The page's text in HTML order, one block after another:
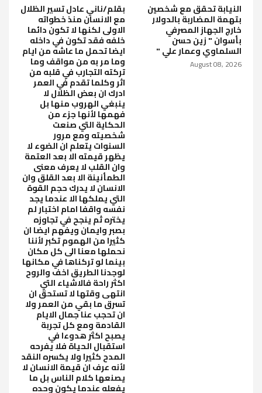
النيابة تحقق مع شخصين
بتهمة المضاربة بالدولار
خارج الجهاز المصرفي
بأسوان " زين حسن
السلماوي وعمار علي "
August 08, 2026
بقلم/ناني عادل تسير الظلال
مع الانسان منذ خطواته
الاولى لكنها لا تكون دائما
خلفه فقد تكون في داخله
ايضا تحمل ما عاشه من ايام
وما مر به من مواقف وما
تركته التجارب في قلبه من
اثر وكلما تقدم في العمر
ادرك ان بعض الظلال لا
ينبغي الهروب منها بل
فهمها لأنها جزء من
الحكاية التي صنعت
شخصيته ومع مرور
السنوات يتعلم ان الضوء لا
يظهر قيمته الا بعد العتمة
وان القلب لا يعرف معنى
الطمأنينة الا بعد القلق وان
الانسان لا يدرك حجم القوة
التي يملكها الا عندما يجد
نفسه واقفا امام اختبار لم
يختره ثم ينجح في تجاوزه
بصبر وايمان ويفهم ايضا ان
كثيرا من الهموم تكبر لأننا
نحملها معنا الى كل مكان
بينما لو تركناها في مكانها
لوجدنا الطريق اخف والروح
اكثر راحة فالاشياء التي
انتهى وقتها لا تستحق ان
تسرق ما بقي من العمر ولا
ان تحجب عنا جمال الايام
القادمة ومع كل تجربة
يصبح اكثر هدوءا في
استقبال الحياة فلا يفرحه
المدح كثيرا ولا يكسره النقد
لأنه عرف ان قيمة الانسان لا
يصنعها كلام الناس بل ما
يفعله عندما يكون وحده